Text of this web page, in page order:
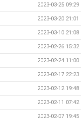
2023-03-25 09:29
2023-03-20 21:01
2023-03-10 21:08
2023-02-26 15:32
2023-02-24 11:00
2023-02-17 22:23
2023-02-12 19:48
2023-02-11 07:42
2023-02-07 19:45